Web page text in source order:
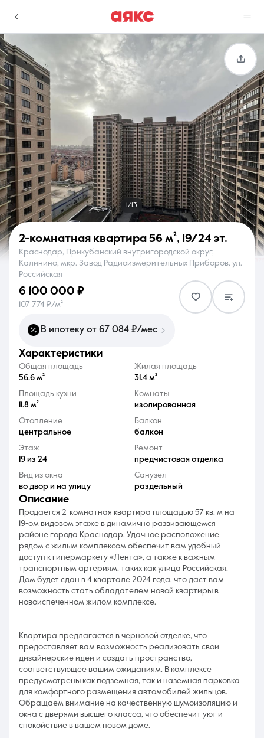
г. Краснодар
Избранное
0 объявлений
Сравнение
0 объявлений
Недвижимость Услуги
О компании Контакты
Ежедневно с 08:30 до 20:00
1/13
2-комнатная квартира 56 м², 19/24 эт.
Краснодар, Прикубанский внутригородской округ,
Калинино, мкр. Завод Радиоизмерительных Приборов, ул.
Российская
6 100 000 ₽
107 774 ₽/м²
В ипотеку от 67 084 ₽/мес
характеристики
Общая площадь
56.6 м²
Жилая площадь
31.4 м²
Площадь кухни
11.8 м²
Комнаты
изолированная
Отопление
центральное
Балкон
балкон
Этаж
19 из 24
Ремонт
предчистовая отделка
Вид из окна
во двор и на улицу
Санузел
раздельный
описание
Продается 2-комнатная квартира площадью 57 кв. м на
19-ом видовом этаже в динамично развивающемся
районе города Краснодар. Удачное расположение
рядом с жилым комплексом обеспечит вам удобный
доступ к гипермаркету «Лента», а также к важным
транспортным артериям, таких как улица Российская.
Дом будет сдан в 4 квартале 2024 года, что даст вам
возможность стать обладателем новой квартиры в
новоиспеченном жилом комплексе.
Квартира предлагается в черновой отделке, что
предоставляет вам возможность реализовать свои
дизайнерские идеи и создать пространство,
соответствующее вашим ожиданиям. В комплексе
предусмотрены как подземная, так и наземная парковка
для комфортного размещения автомобилей жильцов.
Обращаем внимание на качественную шумоизоляцию и
окна с дверями высшего класса, что обеспечит уют и
спокойствие в вашем новом доме.